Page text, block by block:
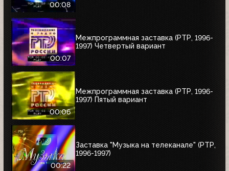
00:08
00:07
Межпрограммная заставка (РТР, 1996-
1997) Четвертый вариант
00:06
Межпрограммная заставка (РТР, 1996-
1997) Пятый вариант
00:22
Заставка "Музыка на телеканале" (РТР,
1996-1997)